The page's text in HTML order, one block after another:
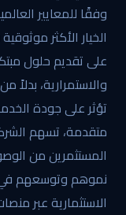
الخيار الأكثر
على تقديم حلول
والاستمرارية، بدلاً
تؤثر على جودة
متقدمة، تسهم
المستثمرين من
نموهم وتوسعهم
الاستثمارية عبر